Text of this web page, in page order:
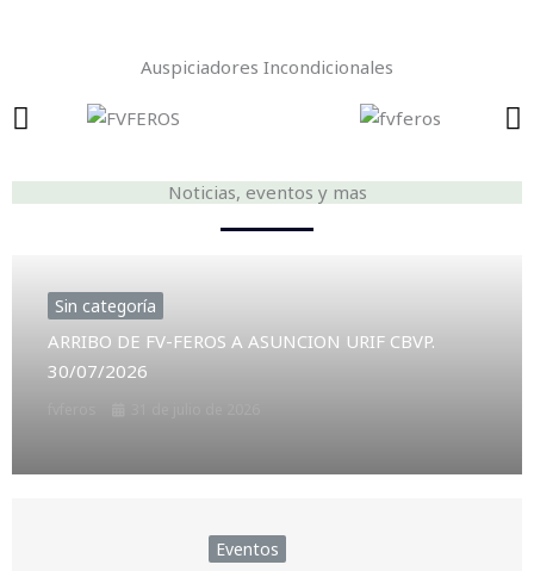
Emergencia
Auspiciadores Incondicionales
Noticias, eventos y mas
Sin categoría
ARRIBO DE FV-FEROS A ASUNCION URIF CBVP.
30/07/2026
Eventos